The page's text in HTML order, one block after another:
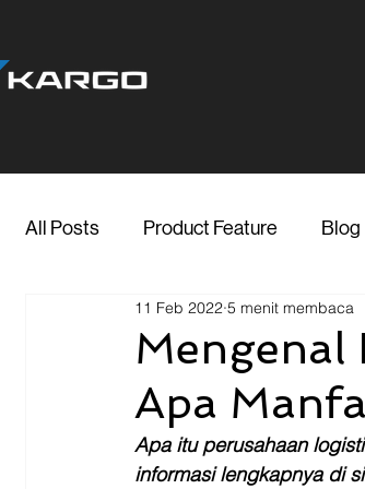
All Posts Product Feature Blog
Marketing Media
Transporter Support Blog
Mengenal
Apa
11 Feb 2022 5 menit membaca
Apa itu perusahaan
informasi lengkapnya di